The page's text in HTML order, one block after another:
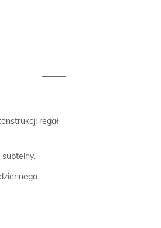
regał